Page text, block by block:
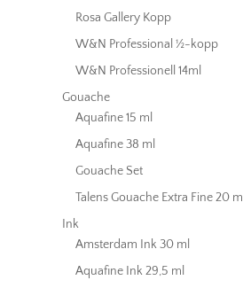
Rosa Gallery Kopp
W&N Professional ½-kopp
W&N Professionell 14ml
Gouache
Aquafine 15 ml
Aquafine 38 ml
Gouache Set
Talens Gouache Extra Fine 20 ml
Ink
Amsterdam Ink 30 ml
Aquafine Ink 29,5 ml